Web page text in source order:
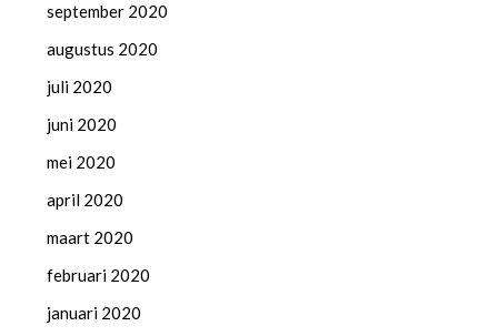
september 2020
augustus 2020
juli 2020
juni 2020
mei 2020
april 2020
maart 2020
februari 2020
januari 2020